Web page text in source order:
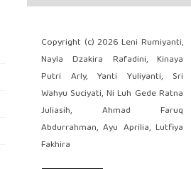
Copyright (c) 2026 Leni Rumiyanti,
Nayla Dzakira Rafadini, Kinaya
Putri Arly, Yanti Yuliyanti, Sri
Wahyu Suciyati, Ni Luh Gede Ratna
Juliasih, Ahmad Faruq
Abdurrahman, Ayu Aprilia, Lutfiya
Fakhira